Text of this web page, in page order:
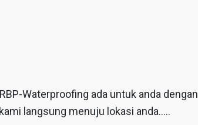
Waterproofing ada untuk anda dengan
langsung menuju lokasi anda…..